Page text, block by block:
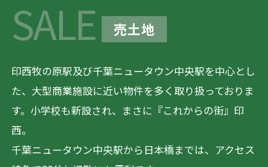
SALE 売土地
印西牧の原駅及び千葉ニュータウン中央駅を中心とし
た、大型商業施設に近い物件を多く取り扱っておりま
す。小学校も新設され、まさに『これからの街』印
西。
千葉ニュータウン中央駅から日本橋までは、アクセス